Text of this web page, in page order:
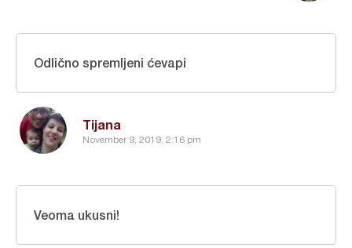
Tijana
November 9, 2019, 2:16 pm
Odlično spremljeni ćevapi
Veoma ukusni!